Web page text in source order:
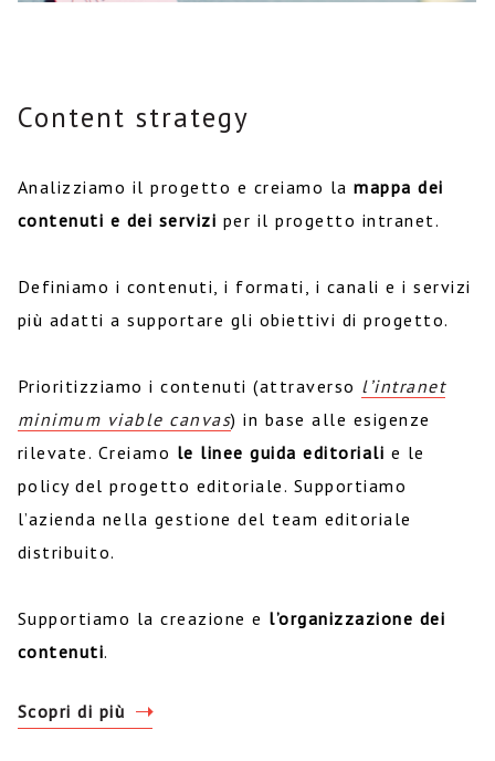
Content strategy
Analizziamo il progetto e creiamo lamappa dei
contenuti e dei servizi per il progetto intranet.
Definiamo i contenuti, i formati, i canali e i servizi
più adatti a supportare gli obiettivi di progetto.
Prioritizziamo i contenuti (attraverso l’intranet
minimum viable canvas) in base alle esigenze
rilevate. Creiamo le linee guida editoriali e le
policy del progetto editoriale. Supportiamo
l’azienda nella gestione del team editoriale
distribuito.
Supportiamo la creazione e l’organizzazione dei
contenuti.
Scopri di più